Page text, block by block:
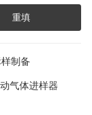
制备
气体进样器